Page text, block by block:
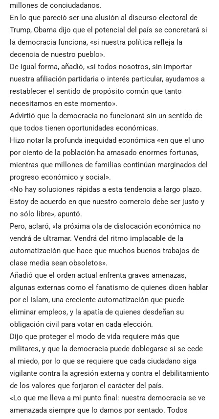
millones de conciudadanos.
En lo que pareció ser una alusión al discurso electoral de
Trump, Obama dijo que el potencial del país se concretará si
la democracia funciona, «si nuestra política refleja la
decencia de nuestro pueblo».
De igual forma, añadió, «si todos nosotros, sin importar
nuestra afiliación partidaria o interés particular, ayudamos a
restablecer el sentido de propósito común que tanto
necesitamos en este momento».
Advirtió que la democracia no funcionará sin un sentido de
que todos tienen oportunidades económicas.
Hizo notar la profunda inequidad económica «en que el uno
por ciento de la población ha amasado enormes fortunas,
mientras que millones de familias continúan marginados del
progreso económico y social».
«No hay soluciones rápidas a esta tendencia a largo plazo.
Estoy de acuerdo en que nuestro comercio debe ser justo y
no sólo libre», apuntó.
Pero, aclaró, «la próxima ola de dislocación económica no
vendrá de ultramar. Vendrá del ritmo implacable de la
automatización que hace que muchos buenos trabajos de
clase media sean obsoletos».
Añadió que el orden actual enfrenta graves amenazas,
algunas externas como el fanatismo de quienes dicen hablar
por el Islam, una creciente automatización que puede
eliminar empleos, y la apatía de quienes desdeñan su
obligación civil para votar en cada elección.
Dijo que proteger el modo de vida requiere más que
militares, y que la democracia puede doblegarse si se cede
al miedo, por lo que se requiere que cada ciudadano siga
vigilante contra la agresión externa y contra el debilitamiento
de los valores que forjaron el carácter del país.
«Lo que me lleva a mi punto final: nuestra democracia se ve
amenazada siempre que lo damos por sentado. Todos